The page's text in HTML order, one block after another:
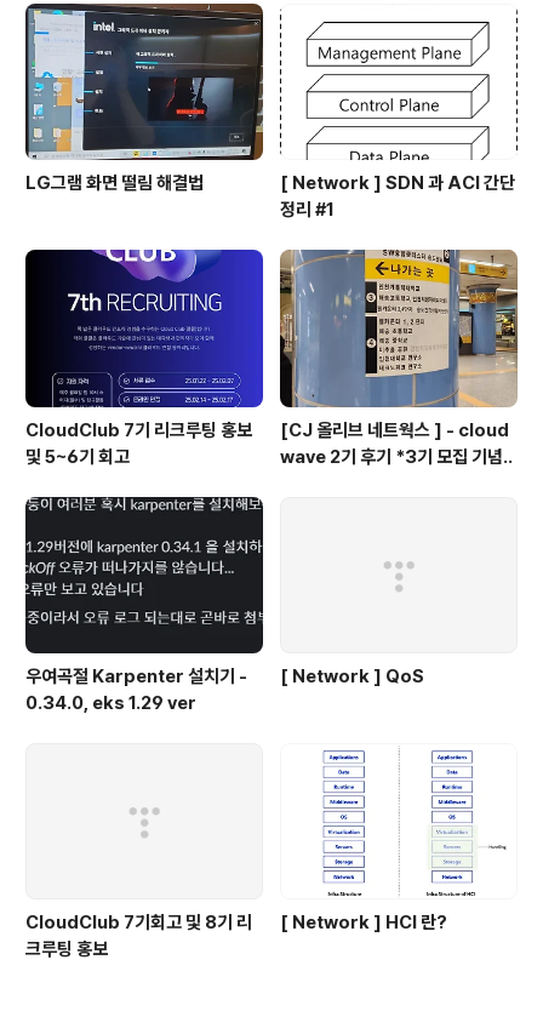
LG그램 화면 떨림 해결법
[ Network ] SDN 과 ACI 간단
정리 #1
CloudClub 7기 리크루팅 홍보
및 5~6기 회고
[CJ 올리브 네트웍스 ] - cloud
wave 2기 후기 *3기 모집 기념..
우여곡절 Karpenter 설치기 -
0.34.0, eks 1.29 ver
[ Network ] QoS
CloudClub 7기회고 및 8기 리
크루팅 홍보
[ Network ] HCI 란?